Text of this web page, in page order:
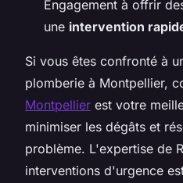
Engagement à offrir
une intervention
Si vous êtes confronté à
plomberie à Montpellier,
Montpellier est votre
minimiser les dégâts et
problème. L'expertise de
interventions d'urgence